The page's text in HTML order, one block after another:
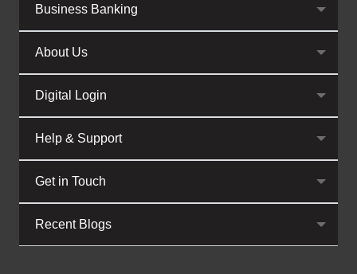
Business Banking
About Us
Digital Login
Help & Support
Get in Touch
Recent Blogs